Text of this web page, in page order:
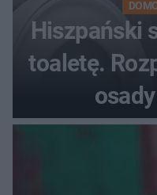
Hiszpański
toaletę.